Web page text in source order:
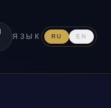
ЯЗЫК RU EN